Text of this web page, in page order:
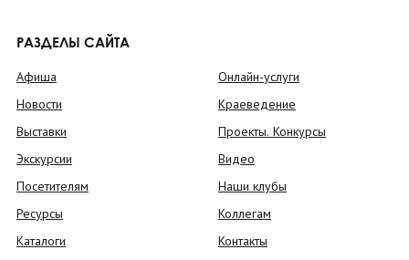
РАЗДЕЛЫ САЙТА
Афиша
Новости
Выставки
Экскурсии
Посетителям
Ресурсы
Каталоги
Онлайн-услуги
Краеведение
Проекты. Конкурсы
Видео
Наши клубы
Коллегам
Контакты